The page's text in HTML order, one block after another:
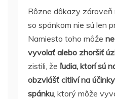
Rôzne dôkazy zároveň
so spánkom nie sú len
Namiesto toho môže
vyvolať alebo zhoršiť
zistili, že ľudia, ktorí sú
obzvlášť citliví na
spánku, ktorý môže